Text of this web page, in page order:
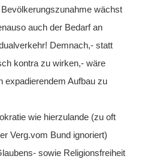
wächst
auch der Bedarf an
Demnach,- statt
kontra zu wirken,- wäre
expadierendem Aufbau zu
wie hierzulande (zu oft
Verg.vom Bund ignoriert)
sowie Religionsfreiheit